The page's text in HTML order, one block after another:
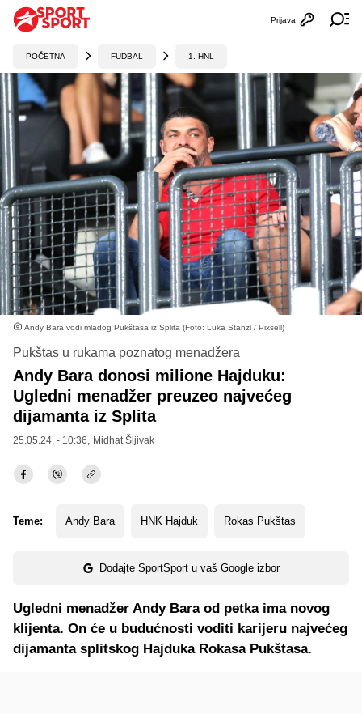
Otvori
Prijava
POČETNA FUDBAL 1. HNL
Andy Bara vodi mladog Pukštasa iz Splita (Foto: Luka Stanzl / Pixsell)
Pukštas u rukama poznatog menadžera
Andy Bara donosi milione Hajduku:
Ugledni menadžer preuzeo najvećeg
dijamanta iz Splita
25.05.24. - 10:36, Midhat Šljivak
Teme: Andy Bara HNK Hajduk Rokas Pukštas
Dodajte SportSport u vaš Google izbor
Ugledni menadžer Andy Bara od petka ima novog
klijenta. On će u budućnosti voditi karijeru najvećeg
dijamanta splitskog Hajduka Rokasa Pukštasa.